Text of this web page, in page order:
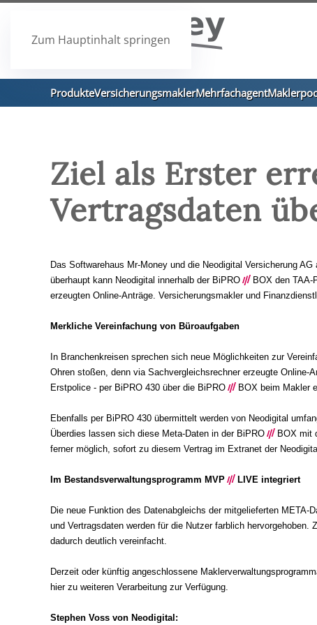
Zum Hauptinhalt springen
ProdukteVersicherungsmaklerMehrfachagent
Ziel als Erster
Vertragsdaten
Das Softwarehaus Mr-Money und die Neodigital Versicherung
überhaupt kann Neodigital innerhalb der BiPRO /// BOX den TAA-
erzeugten Online-Anträge. Versicherungsmakler und
Merkliche Vereinfachung von Büroaufgaben
In Branchenkreisen sprechen sich neue Möglichkeiten zur
Ohren stoßen, denn via Sachvergleichsrechner erzeugte Online-
Erstpolice - per BiPRO 430 über die BiPRO /// BOX beim Makler
Ebenfalls per BiPRO 430 übermittelt werden von Neodigital
Überdies lassen sich diese Meta-Daten in der BiPRO /// BOX mit
ferner möglich, sofort zu diesem Vertrag im Extranet der
Im Bestandsverwaltungsprogramm MVP /// LIVE integriert
Die neue Funktion des Datenabgleichs der mitgelieferten
und Vertragsdaten werden für die Nutzer farblich
dadurch deutlich vereinfacht.
Derzeit oder künftig angeschlossene
hier zu weiteren Verarbeitung zur Verfügung.
Stephen Voss von Neodigital: